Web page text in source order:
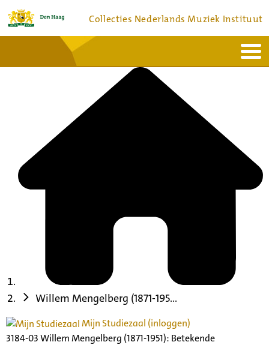
Collecties Nederlands Muziek Instituut
Bronnen en collecties
Willem Mengelberg (1871-195...
Mijn Studiezaal (inloggen)
3184-03 Willem Mengelberg (1871-1951): Betekende